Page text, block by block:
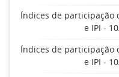
Índices de participação
e IPI -
Índices de participação
e IPI -